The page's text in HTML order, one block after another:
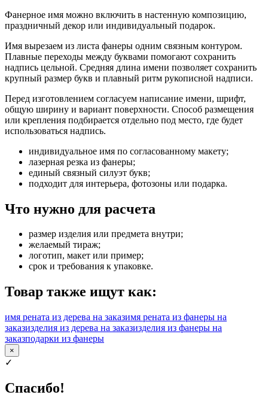
Фанерное имя можно включить в настенную композицию,
праздничный декор или индивидуальный подарок.
Имя вырезаем из листа фанеры одним связным контуром.
Плавные переходы между буквами помогают сохранить
надпись цельной. Средняя длина имени позволяет сохранить
крупный размер букв и плавный ритм рукописной надписи.
Перед изготовлением согласуем написание имени, шрифт,
общую ширину и вариант поверхности. Способ размещения
или крепления подбирается отдельно под место, где будет
использоваться надпись.
индивидуальное имя по согласованному макету;
лазерная резка из фанеры;
единый связный силуэт букв;
подходит для интерьера, фотозоны или подарка.
Что нужно для расчета
размер изделия или предмета внутри;
желаемый тираж;
логотип, макет или пример;
срок и требования к упаковке.
Товар также ищут как:
имя рената из дерева на заказимя рената из фанеры на
заказизделия из дерева на заказизделия из фанеры на
заказподарки из фанеры
×
✓
Спасибо!